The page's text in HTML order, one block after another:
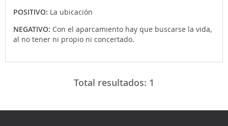
POSITIVO: La ubicación
NEGATIVO: Con el aparcamiento hay que buscarse la vida,
al no tener ni propio ni concertado.
Total resultados: 1